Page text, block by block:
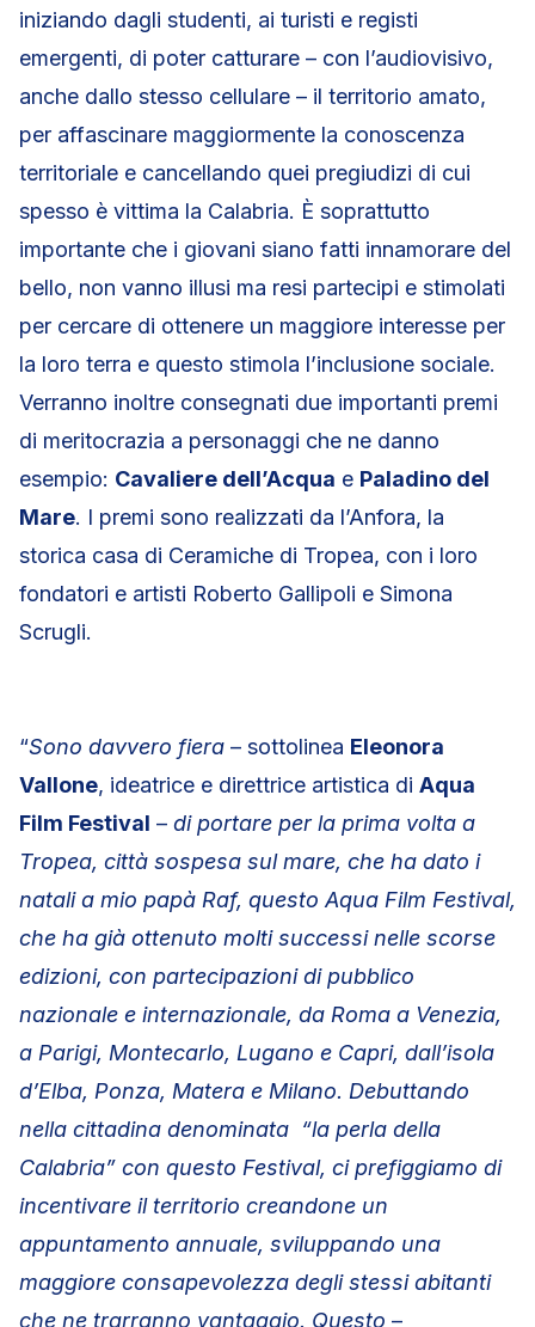
iniziando dagli studenti, ai turisti e registi
emergenti, di poter catturare – con l’audiovisivo,
anche dallo stesso cellulare – il territorio amato,
per affascinare maggiormente la conoscenza
territoriale e cancellando quei pregiudizi di cui
spesso è vittima la Calabria. È soprattutto
importante che i giovani siano fatti innamorare del
bello, non vanno illusi ma resi partecipi e stimolati
per cercare di ottenere un maggiore interesse per
la loro terra e questo stimola l’inclusione sociale.
Verranno inoltre consegnati due importanti premi
di meritocrazia a personaggi che ne danno
esempio: Cavaliere dell’Acqua e Paladino del
Mare. I premi sono realizzati da l’Anfora, la
storica casa di Ceramiche di Tropea, con i loro
fondatori e artisti Roberto Gallipoli e Simona
Scrugli.
“Sono davvero fiera – sottolinea Eleonora
Vallone, ideatrice e direttrice artistica di Aqua
Film Festival – di portare per la prima volta a
Tropea, città sospesa sul mare, che ha dato i
natali a mio papà Raf, questo Aqua Film Festival,
che ha già ottenuto molti successi nelle scorse
edizioni, con partecipazioni di pubblico
nazionale e internazionale, da Roma a Venezia,
a Parigi, Montecarlo, Lugano e Capri, dall’isola
d’Elba, Ponza, Matera e Milano. Debuttando
nella cittadina denominata “la perla della
Calabria” con questo Festival, ci prefiggiamo di
incentivare il territorio creandone un
appuntamento annuale, sviluppando una
maggiore consapevolezza degli stessi abitanti
che ne trarranno vantaggio. Questo –